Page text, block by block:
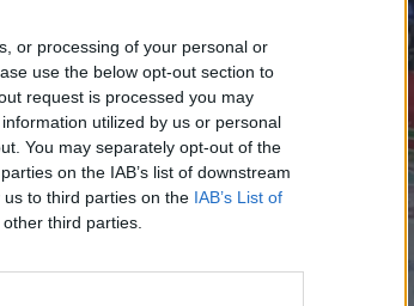
or processing of your personal or
use the below opt-out section to
request is processed you may
utilized by us or personal
You may separately opt-out of the
on the IAB’s list of downstream
to third parties on the IAB’s List of
third parties.